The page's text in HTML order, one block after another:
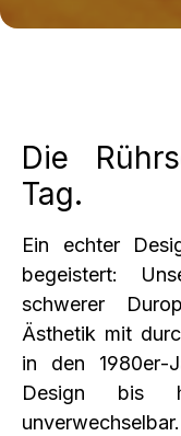
Die
Tag.
Ein echter
begeistert:
schwerer
Ästhetik mit
in den
Design bis